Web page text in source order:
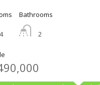
4
Bathrooms
2